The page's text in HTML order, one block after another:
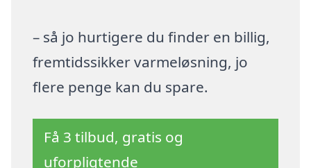
– så jo hurtigere du finder en billig,
fremtidssikker varmeløsning, jo
flere penge kan du spare.
Få 3 tilbud, gratis og
uforpligtende